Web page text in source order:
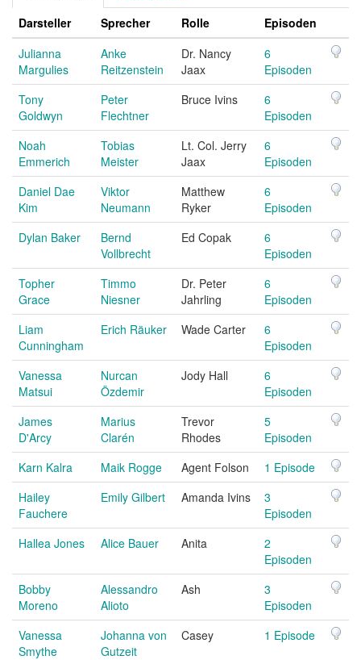
Darsteller
Sprecher Rolle
Episoden
Julianna
Margulies
Anke
Reitzenstein
Dr. Nancy
Jaax
6
Episoden
Tony
Goldwyn
Peter
Flechtner
Bruce Ivins
6
Episoden
Noah
Emmerich
Tobias
Meister
Lt. Col. Jerry
Jaax
6
Episoden
Daniel Dae
Kim
Viktor
Neumann
Matthew
Ryker
6
Episoden
Dylan Baker
Bernd
Vollbrecht
Ed Copak
6
Episoden
Topher
Grace
Timmo
Niesner
Dr. Peter
Jahrling
6
Episoden
Liam
Cunningham
Erich Räuker Wade Carter
6
Episoden
Vanessa
Matsui
Nurcan
Özdemir
Jody Hall
6
Episoden
James
D'Arcy
Marius
Clarén
Trevor
Rhodes
5
Episoden
Karn Kalra
Maik Rogge Agent Folson
1 Episode
Hailey
Fauchere
Emily Gilbert Amanda Ivins
3
Episoden
Hallea Jones
Alice Bauer Anita
2
Episoden
Bobby
Moreno
Alessandro
Alioto
Ash
3
Episoden
Vanessa
Smythe
Johanna von
Gutzeit
Casey 1 Episode